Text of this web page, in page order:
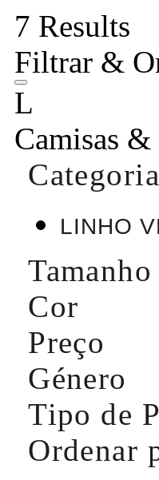
7 Results
Filtrar &
L
Camisas &
LINHO
Tamanho
Cor
Preço
Género
Tipo de
Ordenar